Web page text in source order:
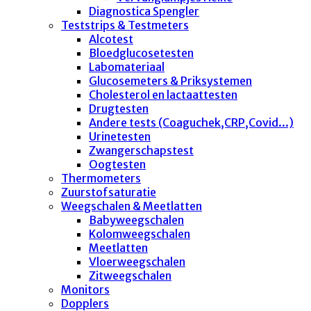
Diagnostica Spengler
Teststrips & Testmeters
Alcotest
Bloedglucosetesten
Labomateriaal
Glucosemeters & Priksystemen
Cholesterol en lactaattesten
Drugtesten
Andere tests (Coaguchek,CRP,Covid...)
Urinetesten
Zwangerschapstest
Oogtesten
Thermometers
Zuurstofsaturatie
Weegschalen & Meetlatten
Babyweegschalen
Kolomweegschalen
Meetlatten
Vloerweegschalen
Zitweegschalen
Monitors
Dopplers